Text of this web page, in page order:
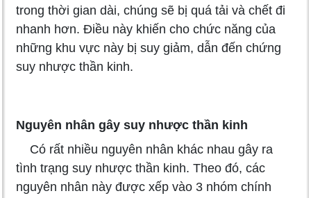
trong thời gian dài, chúng sẽ bị quá tải và chết đi
nhanh hơn. Điều này khiến cho chức năng của
những khu vực này bị suy giảm, dẫn đến chứng
suy nhược thần kinh.
Nguyên nhân gây suy nhược thần kinh
Có rất nhiều nguyên nhân khác nhau gây ra
tình trạng suy nhược thần kinh. Theo đó, các
nguyên nhân này được xếp vào 3 nhóm chính